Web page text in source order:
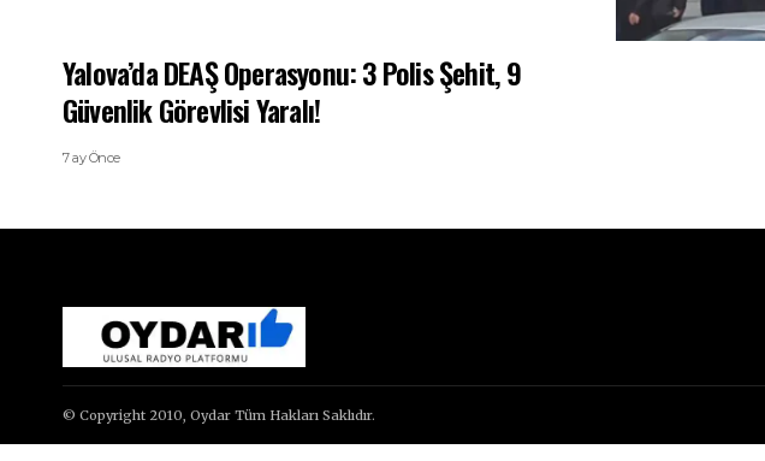
Yalova’da DEAŞ Operasyonu: 3 Polis Şehit, 9
Güvenlik Görevlisi Yaralı!
7 ay Önce
© Copyright 2010, Oydar Tüm Hakları Saklıdır.